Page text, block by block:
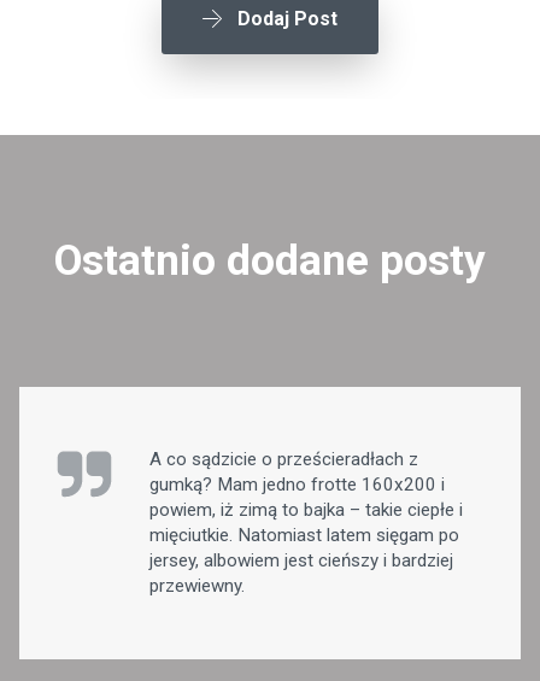
Dodaj Post
Ostatnio dodane posty
A co sądzicie o prześcieradłach z
gumką? Mam jedno frotte 160x200 i
powiem, iż zimą to bajka – takie ciepłe i
mięciutkie. Natomiast latem sięgam po
jersey, albowiem jest cieńszy i bardziej
przewiewny.